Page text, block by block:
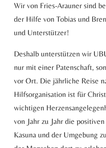
Wir von Fries-Arauner sind
der Hilfe von Tobias und
und Unterstützer!
Deshalb unterstützen wir
nur mit einer Patenschaft,
vor Ort. Die jährliche Reise
Hilfsorganisation ist für
wichtigen
von Jahr zu Jahr die
Kasuna und der Umgebung